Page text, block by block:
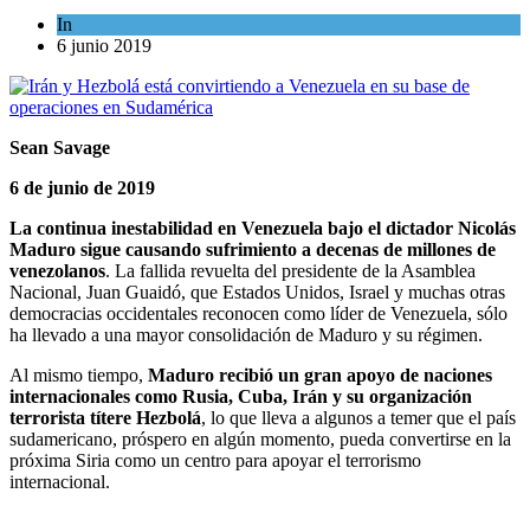
In
6 junio 2019
Sean Savage
6 de junio de 2019
La continua inestabilidad en Venezuela bajo el dictador Nicolás
Maduro sigue causando sufrimiento a decenas de millones de
venezolanos. La fallida revuelta del presidente de la Asamblea
Nacional, Juan Guaidó, que Estados Unidos, Israel y muchas otras
democracias occidentales reconocen como líder de Venezuela, sólo
ha llevado a una mayor consolidación de Maduro y su régimen.
Al mismo tiempo, Maduro recibió un gran apoyo de naciones
internacionales como Rusia, Cuba, Irán y su organización
terrorista títere Hezbolá, lo que lleva a algunos a temer que el país
sudamericano, próspero en algún momento, pueda convertirse en la
próxima Siria como un centro para apoyar el terrorismo
internacional.